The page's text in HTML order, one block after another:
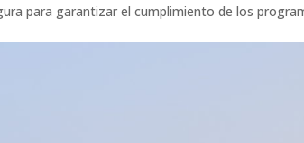
para garantizar el cumplimiento de los